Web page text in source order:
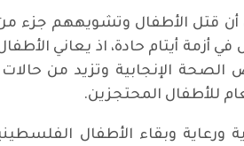
أن قتل الأطفال وتشويههم جزء
في أزمة أيتام حادة، اذ يعاني
الإنجابية وتزيد من
للأطفال المحتجزين.
ورعاية وبقاء الأطفال